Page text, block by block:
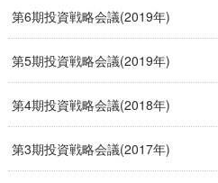
第6期投資戦略会議(2019年)
第5期投資戦略会議(2019年)
第4期投資戦略会議(2018年)
第3期投資戦略会議(2017年)